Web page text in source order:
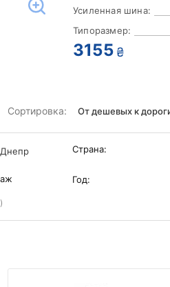
Усиленная шина:
Типоразмер:
3155 ₴
Сортировка:
Днепр Страна:
Год: